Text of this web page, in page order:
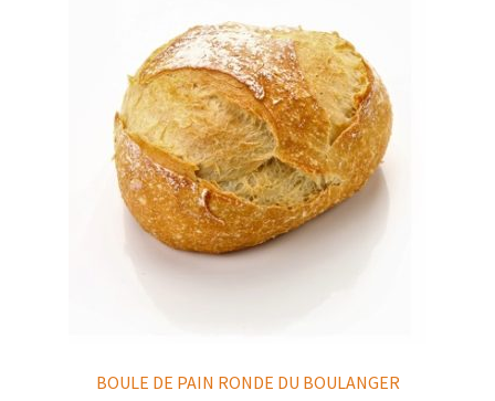
BOULE DE PAIN RONDE DU BOULANGER